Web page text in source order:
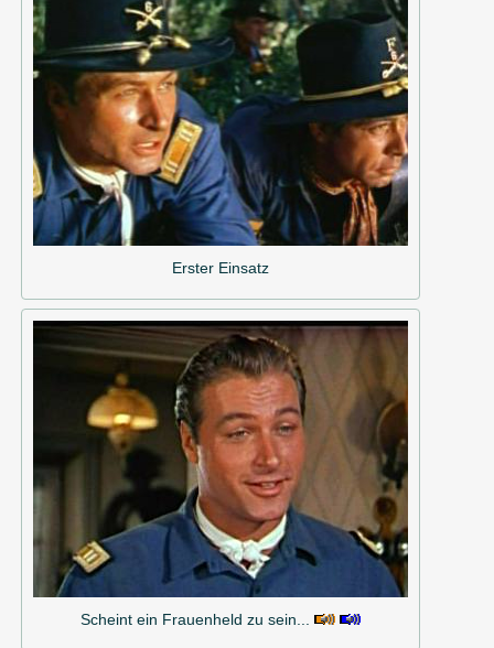
Erster Einsatz
Scheint ein Frauenheld zu sein...